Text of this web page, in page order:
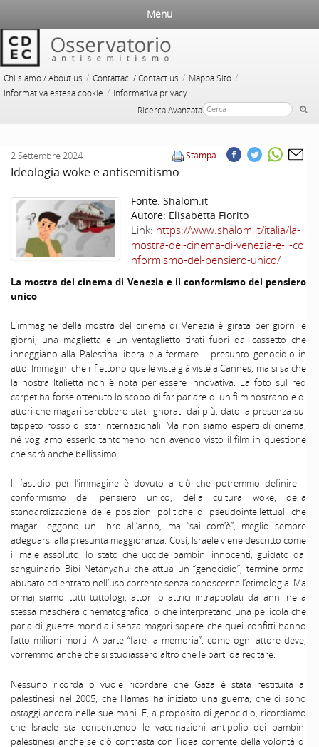
Chi siamo / About us / Contattaci / Contact us / Mappa Sito /
Informativa estesa cookie / Informativa privacy
Ricerca Avanzata
Menu
Stampa
2 Settembre 2024
Ideologia woke e antisemitismo
Fonte: Shalom.it
Autore: Elisabetta Fiorito
Link: https://www.shalom.it/italia/la-
mostra-del-cinema-di-venezia-e-il-co
nformismo-del-pensiero-unico/
La mostra del cinema di Venezia e il conformismo del pensiero
unico
L’immagine della mostra del cinema di Venezia è girata per giorni e
giorni, una maglietta e un ventaglietto tirati fuori dal cassetto che
inneggiano alla Palestina libera e a fermare il presunto genocidio in
atto. Immagini che riflettono quelle viste già viste a Cannes, ma si sa che
la nostra Italietta non è nota per essere innovativa. La foto sul red
carpet ha forse ottenuto lo scopo di far parlare di un film nostrano e di
attori che magari sarebbero stati ignorati dai più, dato la presenza sul
tappeto rosso di star internazionali. Ma non siamo esperti di cinema,
né vogliamo esserlo tantomeno non avendo visto il film in questione
che sarà anche bellissimo.
Il fastidio per l’immagine è dovuto a ciò che potremmo definire il
conformismo del pensiero unico, della cultura woke, della
standardizzazione delle posizioni politiche di pseudointellettuali che
magari leggono un libro all’anno, ma “sai com’è”, meglio sempre
adeguarsi alla presunta maggioranza. Così, Israele viene descritto come
il male assoluto, lo stato che uccide bambini innocenti, guidato dal
sanguinario Bibi Netanyahu che attua un “genocidio”, termine ormai
abusato ed entrato nell’uso corrente senza conoscerne l’etimologia. Ma
ormai siamo tutti tuttologi, attori o attrici intrappolati da anni nella
stessa maschera cinematografica, o che interpretano una pellicola che
parla di guerre mondiali senza magari sapere che quei confitti hanno
fatto milioni morti. A parte “fare la memoria”, come ogni attore deve,
vorremmo anche che si studiassero altro che le parti da recitare.
Nessuno ricorda o vuole ricordare che Gaza è stata restituita ai
palestinesi nel 2005, che Hamas ha iniziato una guerra, che ci sono
ostaggi ancora nelle sue mani. E, a proposito di genocidio, ricordiamo
che Israele sta consentendo le vaccinazioni antipolio dei bambini
palestinesi anche se ciò contrasta con l’idea corrente della volontà di